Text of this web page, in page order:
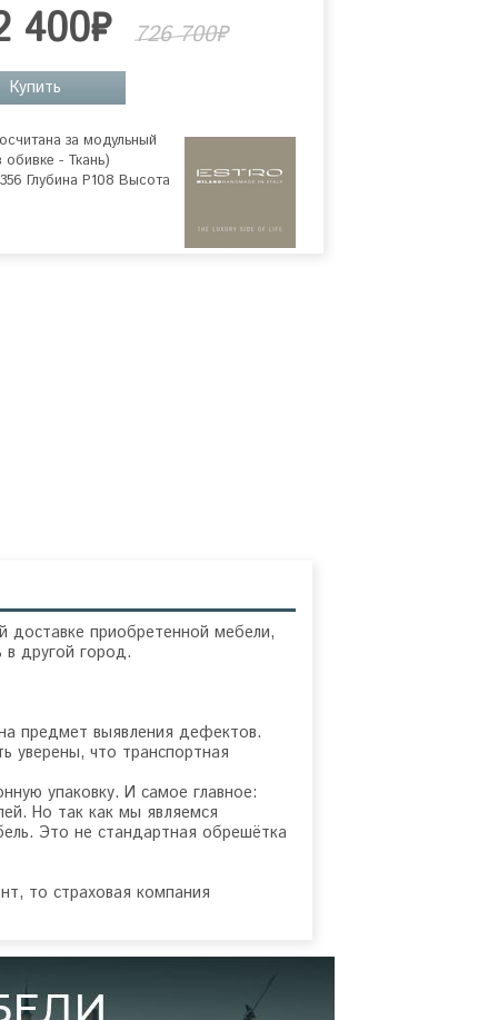
400₽ 726 700₽
Купить
за модульный
обивке - Ткань)
Глубина P108 Высота
приобретенной мебели,
другой город.
предмет выявления дефектов.
что транспортная
упаковку. И самое главное:
Но так как мы являемся
Это не стандартная обрешётка
то страховая компания